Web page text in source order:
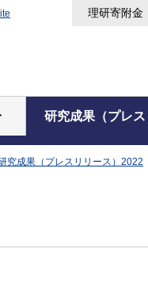
理研寄附金
研究成果（プレス
究成果（プレスリリース）2022